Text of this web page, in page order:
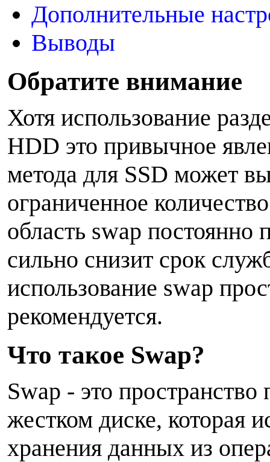
Дополнительные
Выводы
Обратите внимание
Хотя использование
HDD это привычное
метода для SSD может
ограниченное
область swap постоянно
сильно снизит срок
использование swap
рекомендуется.
Что такое Swap?
Swap - это пространство
жестком диске, которая
хранения данных из